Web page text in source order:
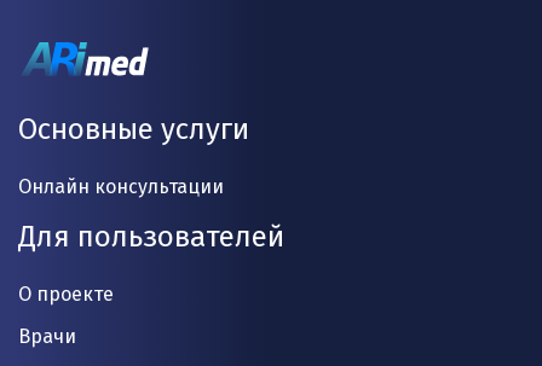
Основные услуги
Онлайн консультации
Для пользователей
О проекте
Врачи